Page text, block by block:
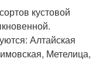
кустовой
Алтайская
Метелица,